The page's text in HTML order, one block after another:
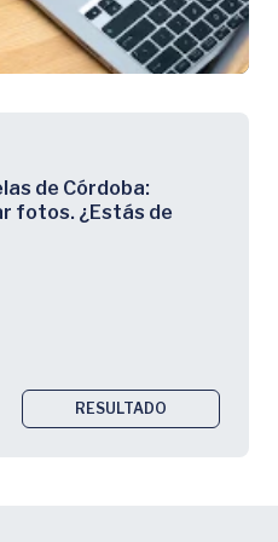
de Córdoba:
fotos. ¿Estás de
RESULTADO